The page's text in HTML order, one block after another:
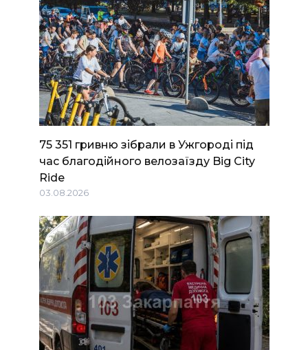
75 351 гривню зібрали в Ужгороді під
час благодійного велозаїзду Big Сity
Ride
03.08.2026